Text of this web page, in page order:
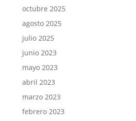
octubre 2025
agosto 2025
julio 2025
junio 2023
mayo 2023
abril 2023
marzo 2023
febrero 2023